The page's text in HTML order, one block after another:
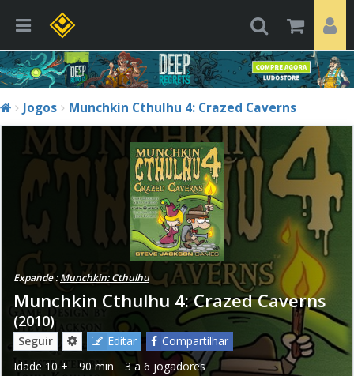
Jogos Munchkin Cthulhu 4: Crazed Caverns
Expande :Munchkin: Cthulhu
Munchkin Cthulhu 4: Crazed Caverns
(2010)
Seguir Editar
Compartilhar
Idade 10 + 90 min 3 a 6 jogadores